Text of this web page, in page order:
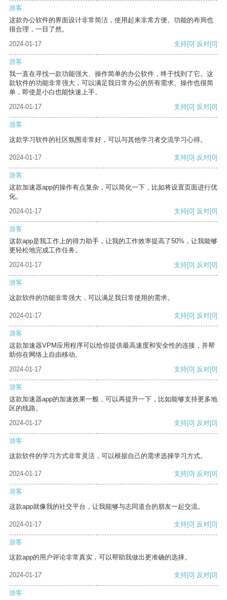
游客
这款办公软件的界面设计非常简洁，使用起来非常方便。功能的布局也
很合理，一目了然。
2024-01-17
支持[0] 反对[0]
游客
我一直在寻找一款功能强大、操作简单的办公软件，终于找到了它。这
款软件的功能非常强大，可以满足我日常办公的所有需求。操作也很简
单，即使是小白也能快速上手。
2024-01-17
支持[0] 反对[0]
游客
这款学习软件的社区氛围非常好，可以与其他学习者交流学习心得。
2024-01-17 支持[0] 反对[0]
游客
这款加速器app的操作有点复杂，可以简化一下，比如将设置页面进行优
化。
2024-01-17
支持[0] 反对[0]
游客
这款app是我工作上的得力助手，让我的工作效率提高了50%，让我能够
更轻松地完成工作任务。
2024-01-17
支持[0] 反对[0]
游客
这款软件的功能非常强大，可以满足我日常使用的需求。
2024-01-17 支持[0] 反对[0]
游客
这款加速器VPM应用程序可以给你提供最高速度和安全性的连接，并帮
助你在网络上自由移动。
2024-01-17
支持[0] 反对[0]
游客
这款加速器app的加速效果一般，可以再提升一下，比如能够支持更多地
区的线路。
2024-01-17
支持[0] 反对[0]
游客
这款软件的学习方式非常灵活，可以根据自己的需求选择学习方式。
2024-01-17 支持[0] 反对[0]
游客
这款app就像我的社交平台，让我能够与志同道合的朋友一起交流。
2024-01-17 支持[0] 反对[0]
游客
这款app的用户评论非常真实，可以帮助我做出更准确的选择。
2024-01-17 支持[0] 反对[0]
游客